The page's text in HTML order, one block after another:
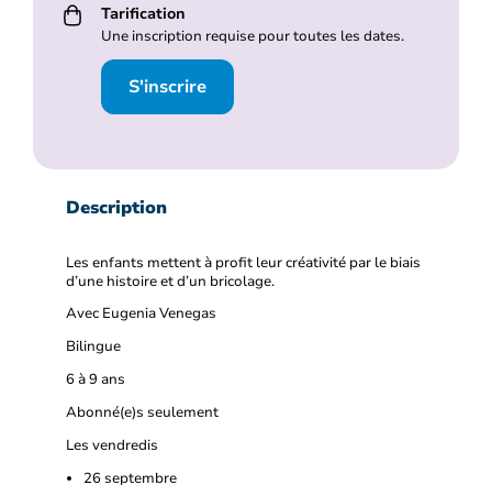
Tarification
Une inscription requise pour toutes les dates.
S'inscrire
Description
Les enfants mettent à profit leur créativité par le biais
d’une histoire et d’un bricolage.
Avec Eugenia Venegas
Bilingue
6 à 9 ans
Abonné(e)s seulement
Les vendredis
26 septembre